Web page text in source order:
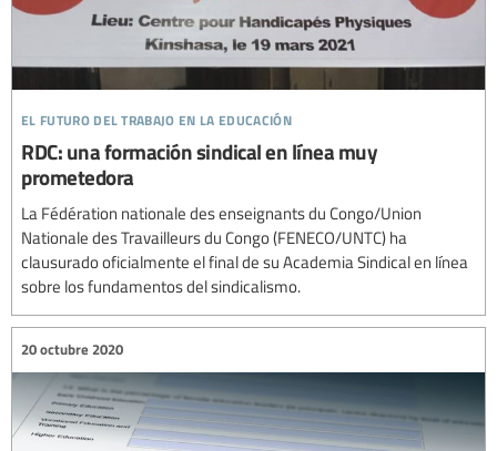
el futuro del trabajo en la educación
RDC: una formación sindical en línea muy
prometedora
La Fédération nationale des enseignants du Congo/Union
Nationale des Travailleurs du Congo (FENECO/UNTC) ha
clausurado oficialmente el final de su Academia Sindical en línea
sobre los fundamentos del sindicalismo.
20 octubre 2020